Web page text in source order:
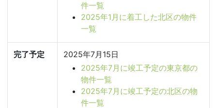
件一覧
2025年1月に着工した北区の物件
一覧
完了予定
2025年7月15日
2025年7月に竣工予定の東京都の
物件一覧
2025年7月に竣工予定の北区の物
件一覧